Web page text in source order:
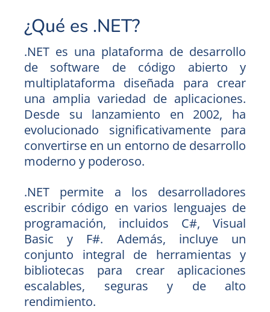
¿Qué es .NET?
.NET es una plataforma de desarrollo
de software de código abierto y
multiplataforma diseñada para crear
una amplia variedad de aplicaciones.
Desde su lanzamiento en 2002, ha
evolucionado significativamente para
convertirse en un entorno de desarrollo
moderno y poderoso.
.NET permite a los desarrolladores
escribir código en varios lenguajes de
programación, incluidos C#, Visual
Basic y F#. Además, incluye un
conjunto integral de herramientas y
bibliotecas para crear aplicaciones
escalables, seguras y de alto
rendimiento.